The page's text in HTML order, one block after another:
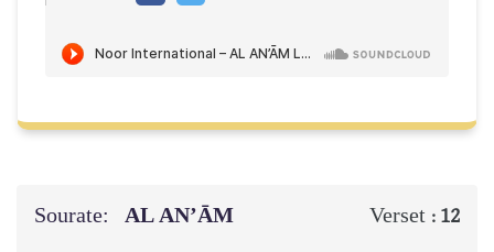
Sourate: AL AN’ĀM Verset : 12